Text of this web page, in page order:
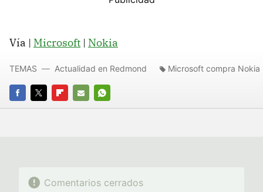
Vía | Microsoft | Nokia
FACEBOOK
TWITTERFLIPBOARD
E-
WHATSAPP
TEMAS Actualidad en Redmond Microsoft compra Nokia
Comentarios cerrados